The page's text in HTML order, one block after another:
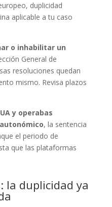
duplicidad
aplicable a tu caso
o inhabilitar un
General de
resoluciones quedan
mismo. Revisa plazos
y operabas
, la sentencia
el periodo de
que las plataformas
la duplicidad ya